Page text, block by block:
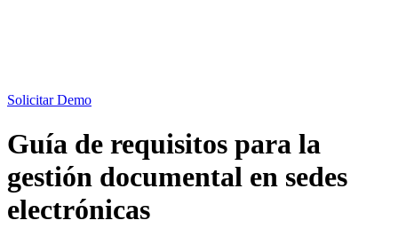
Solicitar Demo
Guía de requisitos para la
gestión documental en sedes
electrónicas